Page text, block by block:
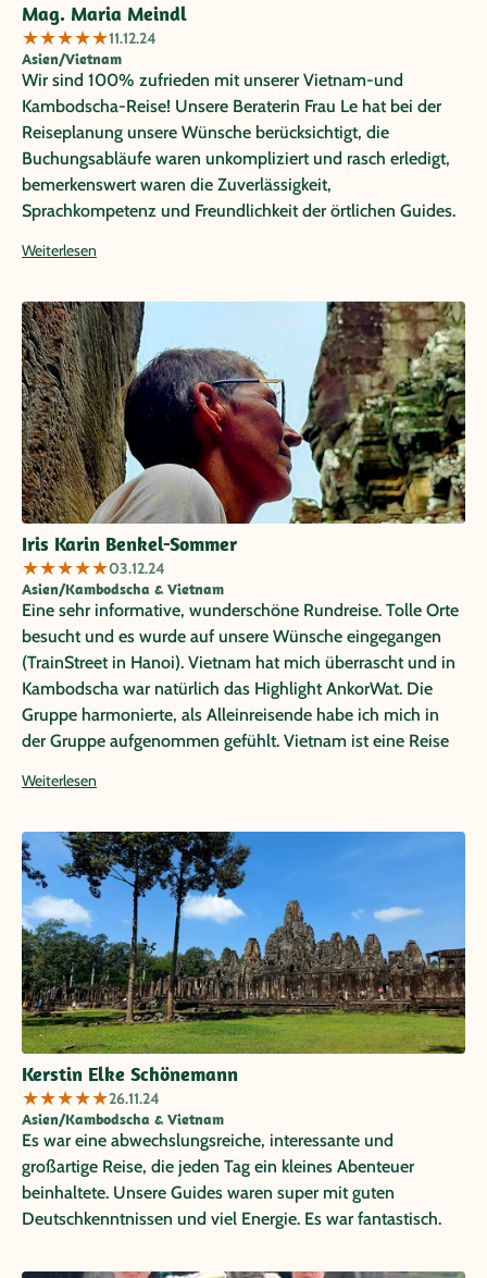
Mag. Maria Meindl
★★★★★11.12.24
Asien/Vietnam
Wir sind 100% zufrieden mit unserer Vietnam-und
Kambodscha-Reise! Unsere Beraterin Frau Le hat bei der
Reiseplanung unsere Wünsche berücksichtigt, die
Buchungsabläufe waren unkompliziert und rasch erledigt,
bemerkenswert waren die Zuverlässigkeit,
Sprachkompetenz und Freundlichkeit der örtlichen Guides.
der Hotels in Vietnam.
Weiterlesen
Iris Karin Benkel-Sommer
★★★★★03.12.24
Asien/Kambodscha & Vietnam
Eine sehr informative, wunderschöne Rundreise. Tolle Orte
besucht und es wurde auf unsere Wünsche eingegangen
(TrainStreet in Hanoi). Vietnam hat mich überrascht und in
Kambodscha war natürlich das Highlight AnkorWat. Die
Gruppe harmonierte, als Alleinreisende habe ich mich in
der Gruppe aufgenommen gefühlt. Vietnam ist eine Reise
Weiterlesen
Kerstin Elke Schönemann
★★★★★26.11.24
Asien/Kambodscha & Vietnam
Es war eine abwechslungsreiche, interessante und
großartige Reise, die jeden Tag ein kleines Abenteuer
beinhaltete. Unsere Guides waren super mit guten
Deutschkenntnissen und viel Energie. Es war fantastisch.